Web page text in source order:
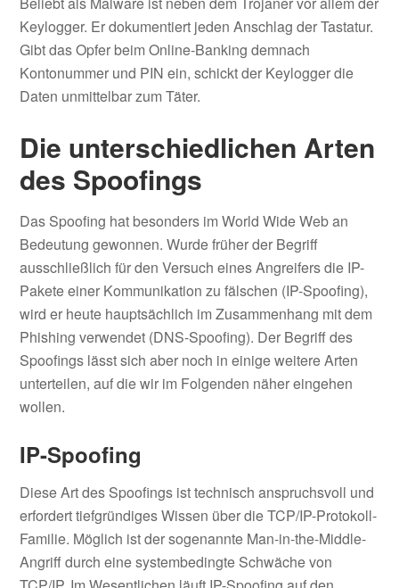
Keylogger. Er dokumentiert jeden Anschlag der Tastatur.
Gibt das Opfer beim Online-Banking demnach
Kontonummer und PIN ein, schickt der Keylogger die
Daten unmittelbar zum Täter.
Die unterschiedlichen Arten
des Spoofings
Das Spoofing hat besonders im World Wide Web an
Bedeutung gewonnen. Wurde früher der Begriff
ausschließlich für den Versuch eines Angreifers die IP-
Pakete einer Kommunikation zu fälschen (IP-Spoofing),
wird er heute hauptsächlich im Zusammenhang mit dem
Phishing verwendet (DNS-Spoofing). Der Begriff des
Spoofings lässt sich aber noch in einige weitere Arten
unterteilen, auf die wir im Folgenden näher eingehen
wollen.
IP-Spoofing
Diese Art des Spoofings ist technisch anspruchsvoll und
erfordert tiefgründiges Wissen über dieTCP/IP-Protokoll-
Familie. Möglich ist der sogenannte Man-in-the-Middle-
Angriff durch eine systembedingte Schwäche von